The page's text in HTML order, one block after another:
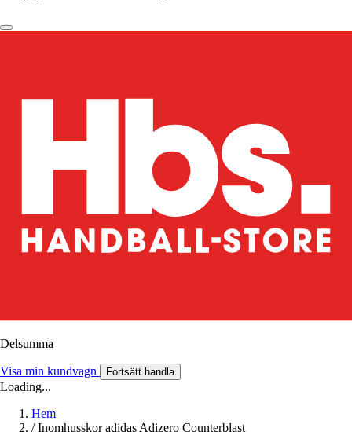
Delsumma
Visa min kundvagn Fortsätt handla
Loading...
Hem
/ Inomhusskor adidas Adizero Counterblast